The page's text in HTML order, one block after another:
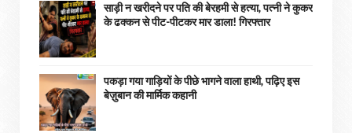
साड़ी न खरीदने पर पति की बेरहमी से हत्या, पत्नी ने कुकर
के ढक्कन से पीट-पीटकर मार डाला! गिरफ्तार
पकड़ा गया गाड़ियों के पीछे भागने वाला हाथी, पढ़िए इस
बेज़ुबान की मार्मिक कहानी